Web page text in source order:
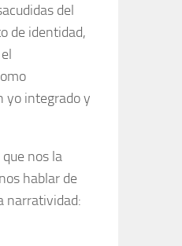
del
de identidad,
yo integrado y
nos la
hablar de
narratividad: